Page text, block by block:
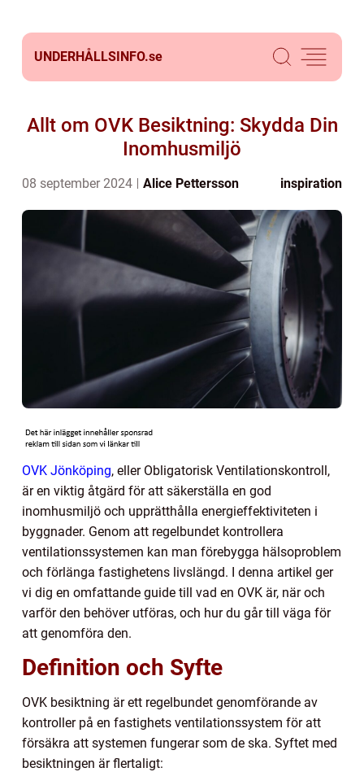
UNDERHÅLLSINFO.se
Allt om OVK Besiktning: Skydda Din
Inomhusmiljö
08 september 2024 Alice Pettersson inspiration
OVK Jönköping, eller Obligatorisk Ventilationskontroll,
är en viktig åtgärd för att säkerställa en god
inomhusmiljö och upprätthålla energieffektiviteten i
byggnader. Genom att regelbundet kontrollera
ventilationssystemen kan man förebygga hälsoproblem
och förlänga fastighetens livslängd. I denna artikel ger
vi dig en omfattande guide till vad en OVK är, när och
varför den behöver utföras, och hur du går till väga för
att genomföra den.
Definition och Syfte
OVK besiktning är ett regelbundet genomförande av
kontroller på en fastighets ventilationssystem för att
försäkra att systemen fungerar som de ska. Syftet med
besiktningen är flertaligt: